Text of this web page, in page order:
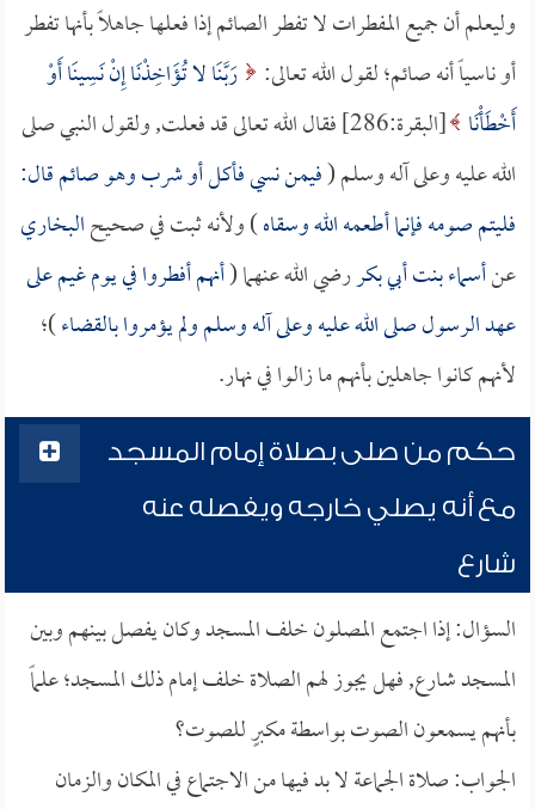
وليعلم أن جميع المفطرات لا تفطر الصائم إذا فعلها جاهلاً بأنها تفطر
أو ناسياً أنه صائم؛ لقول الله تعالى: رَبَّنَا لا تُؤَاخِذْنَا إِنْ نَسِينَا أَوْ
أَخْطَأْنَا
[البقرة:286] فقال الله تعالى قد فعلت, ولقول النبي صلى
الله عليه وعلى آله وسلم (فيمن نسي فأكل أو شرب وهو صائم قال:
فليتم صومه فإنما أطعمه الله وسقاه) ولأنه ثبت في صحيحالبخاري
عنأسماء بنت أبي بكررضي الله عنهما (أنهم أفطروا في يوم غيم على
عهد الرسول صلى الله عليه وعلى آله وسلم ولم يؤمروا بالقضاء)؛
لأنهم كانوا جاهلين بأنهم ما زالوا في نهار.
حكم من صلى بصلاة إمام المسجد
مع أنه يصلي خارجه ويفصله عنه
شارع
السؤال: إذا اجتمع المصلون خلف المسجد وكان يفصل بينهم وبين
المسجد شارع, فهل يجوز لهم الصلاة خلف إمام ذلك المسجد؛ علماً
بأنهم يسمعون الصوت بواسطة مكبرٍ للصوت؟
الجواب: صلاة الجماعة لا بد فيها من الاجتماع في المكان والزمان